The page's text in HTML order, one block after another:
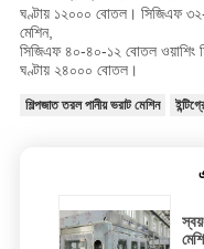
ঘণ্টায় ১২০০০ বোতল। সিজিএফ
মেশিন,
সিজিএফ ৪০-৪০-১২ বোতল ওয়াশিং
ঘণ্টায় ২৪০০০ বোতল।
শিল্পজাত তরল পানীয় ভরাট মেশিন